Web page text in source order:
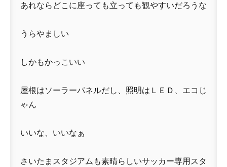
あれならどこに座っても立っても観やすいだろうな
うらやましい
しかもかっこいい
屋根はソーラーパネルだし、照明はＬＥＤ、エコじ
ゃん
いいな、いいなぁ
さいたまスタジアムも素晴らしいサッカー専用スタ